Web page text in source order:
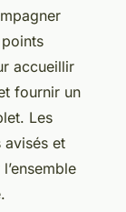
accueillir
fournir un
Les
avisés et